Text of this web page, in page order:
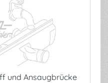
und Ansaugbrücke